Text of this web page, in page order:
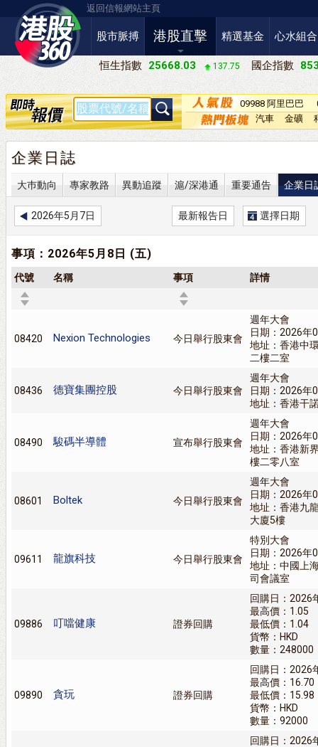
返回信報網站主頁
股市脈搏 港股直擊 精選基金 心水組合
恒生指數 25668.03 137.75 國企指數
09988 阿里巴巴
－Ｗ汽車
金礦
企業日誌
大巿動向 專家教路 異動追蹤 滬/深港通 重要通告 企業日
2026年5月7日 最新報告日 選擇日期
事項：2026年5月8日 (五)
代號 名稱 事項 詳情
08420 Nexion Technologies 今日舉行股東會
週年大會
日期：2026年
地址：香港中
二樓二室
08436 德寶集團控股 今日舉行股東會
週年大會
日期：2026年
地址：香港干
08490 駿碼半導體 宣布舉行股東會
週年大會
日期：2026年
地址：香港新
樓二零八室
08601 Boltek 今日舉行股東會
週年大會
日期：2026年
地址：香港九
大廈5樓
09611 龍旗科技 今日舉行股東會
特別大會
日期：2026年
地址：中國上
司會議室
09886 叮噹健康 證券回購
回購日：2026
最高價：1.05
最低價：1.04
貨幣：HKD
數量：248000
09890 貪玩 證券回購
回購日：2026
最高價：16.70
最低價：15.98
貨幣：HKD
數量：92000
回購日：2026